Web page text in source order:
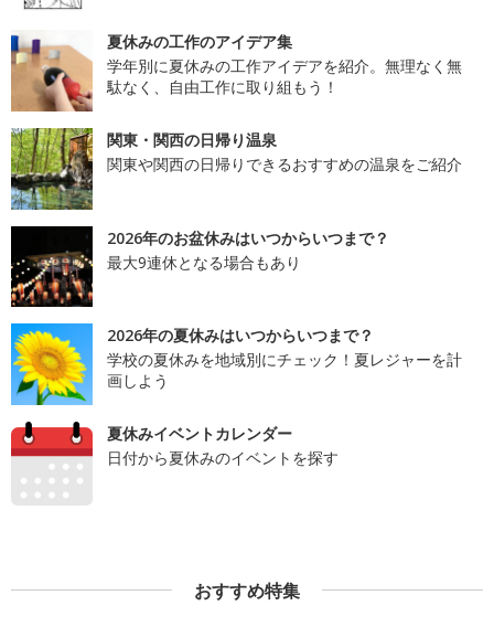
夏休みの工作のアイデア集
学年別に夏休みの工作アイデアを紹介。無理なく無
駄なく、自由工作に取り組もう！
関東・関西の日帰り温泉
関東や関西の日帰りできるおすすめの温泉をご紹介
2026年のお盆休みはいつからいつまで？
最大9連休となる場合もあり
2026年の夏休みはいつからいつまで？
学校の夏休みを地域別にチェック！夏レジャーを計
画しよう
夏休みイベントカレンダー
日付から夏休みのイベントを探す
おすすめ特集